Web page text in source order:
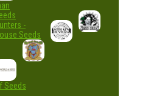
-
Seeds
Seeds